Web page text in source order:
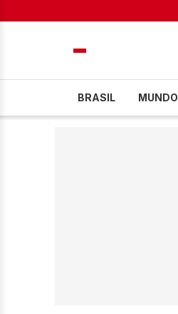
BRASIL MUNDO